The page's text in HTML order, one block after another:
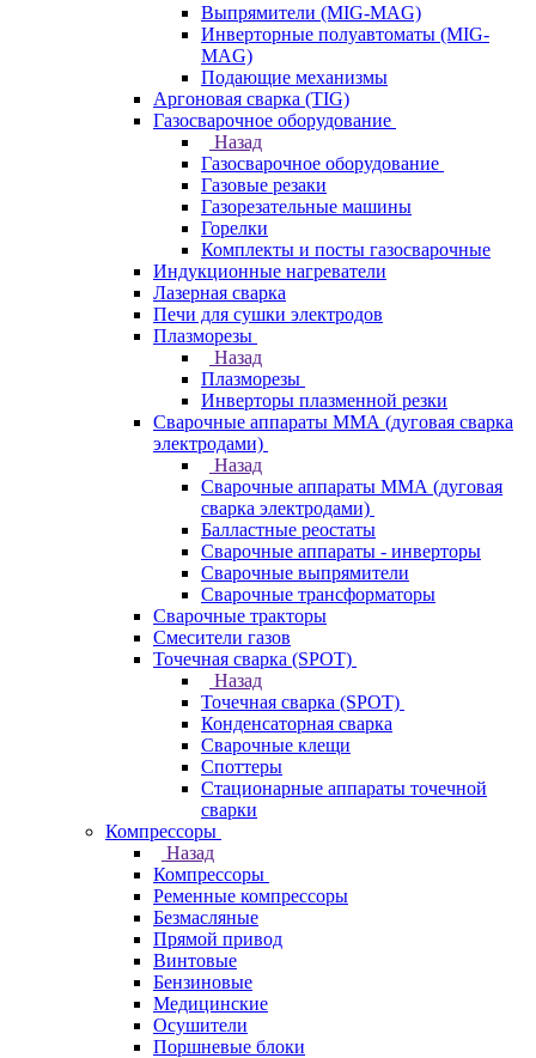
Выпрямители (MIG-MAG)
Инверторные полуавтоматы (MIG-
MAG)
Подающие механизмы
Аргоновая сварка (TIG)
Газосварочное оборудование
Назад
Газосварочное оборудование
Газовые резаки
Газорезательные машины
Горелки
Комплекты и посты газосварочные
Индукционные нагреватели
Лазерная сварка
Печи для сушки электродов
Плазморезы
Назад
Плазморезы
Инверторы плазменной резки
Сварочные аппараты ММА (дуговая сварка
электродами)
Назад
Сварочные аппараты ММА (дуговая
сварка электродами)
Балластные реостаты
Сварочные аппараты - инверторы
Сварочные выпрямители
Сварочные трансформаторы
Сварочные тракторы
Смесители газов
Точечная сварка (SPOT)
Назад
Точечная сварка (SPOT)
Конденсаторная сварка
Сварочные клещи
Споттеры
Стационарные аппараты точечной
сварки
Компрессоры
Назад
Компрессоры
Ременные компрессоры
Безмасляные
Прямой привод
Винтовые
Бензиновые
Медицинские
Осушители
Поршневые блоки